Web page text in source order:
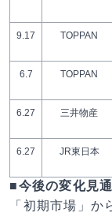
9.17 TOPPAN
6.7 TOPPAN
6.27 三井物産
6.27 JR東日本
■今後の変化見
「初期市場」